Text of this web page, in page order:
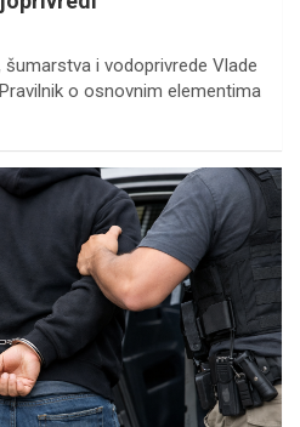
i vodoprivrede Vlade
o osnovnim elementima